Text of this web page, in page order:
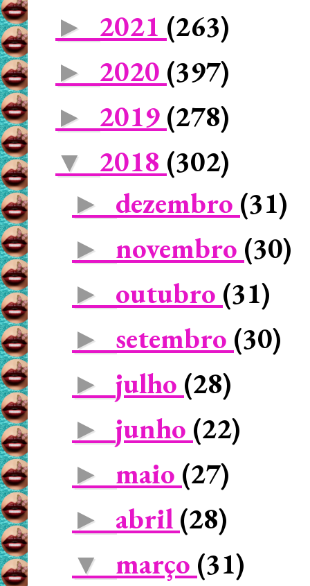
► 2021 (263)
► 2020 (397)
► 2019 (278)
▼ 2018 (302)
► dezembro (31)
► novembro (30)
► outubro (31)
► setembro (30)
► julho (28)
► junho (22)
► maio (27)
► abril (28)
▼ março (31)